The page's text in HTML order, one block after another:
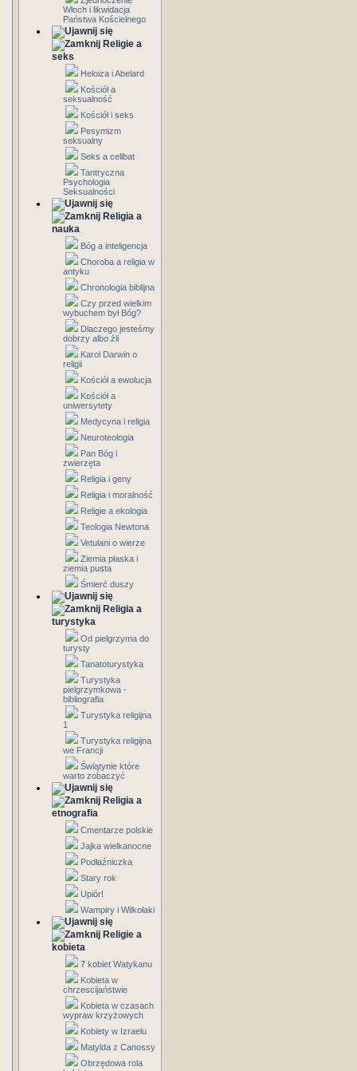
Włoch i likwidacja
Państwa Kościelnego
Religie a
seks
Heloiza i Abelard
Kościół a
seksualność
Kościół i seks
Pesymizm
seksualny
Seks a celibat
Tantryczna
Psychologia
Seksualności
Religia a
nauka
Bóg a inteligencja
Choroba a religia w
antyku
Chronologia biblijna
Czy przed wielkim
wybuchem był Bóg?
Dlaczego jesteśmy
dobrzy albo źli
Karol Darwin o
religii
Kościół a ewolucja
Kościół a
uniwersytety
Medycyna i religia
Neuroteologia
Pan Bóg i
zwierzęta
Religia i geny
Religia i moralność
Religie a ekologia
Teologia Newtona
Vetulani o wierze
Ziemia płaska i
ziemia pusta
Śmierć duszy
Religia a
turystyka
Od pielgrzyma do
turysty
Tanatoturystyka
Turystyka
pielgrzymkowa -
bibliografia
Turystyka religijna
1
Turystyka religijna
we Francji
Świątynie które
warto zobaczyć
Religia a
etnografia
Cmentarze polskie
Jajka wielkanocne
Podłaźniczka
Stary rok
Upiór!
Wampiry i Wilkołaki
Religie a
kobieta
7 kobiet Watykanu
Kobieta w
chrzescijaństwie
Kobieta w czasach
wypraw krzyżowych
Kobiety w Izraelu
Matylda z Canossy
Obrzędowa rola